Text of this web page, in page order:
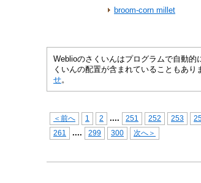
broom‐corn millet
Weblioのさくいんはプログラムで自動
くいんの配置が含まれていることもあり
せ。
＜前へ 1 2 .... 251 252 253
261
.... 299 300 次へ＞